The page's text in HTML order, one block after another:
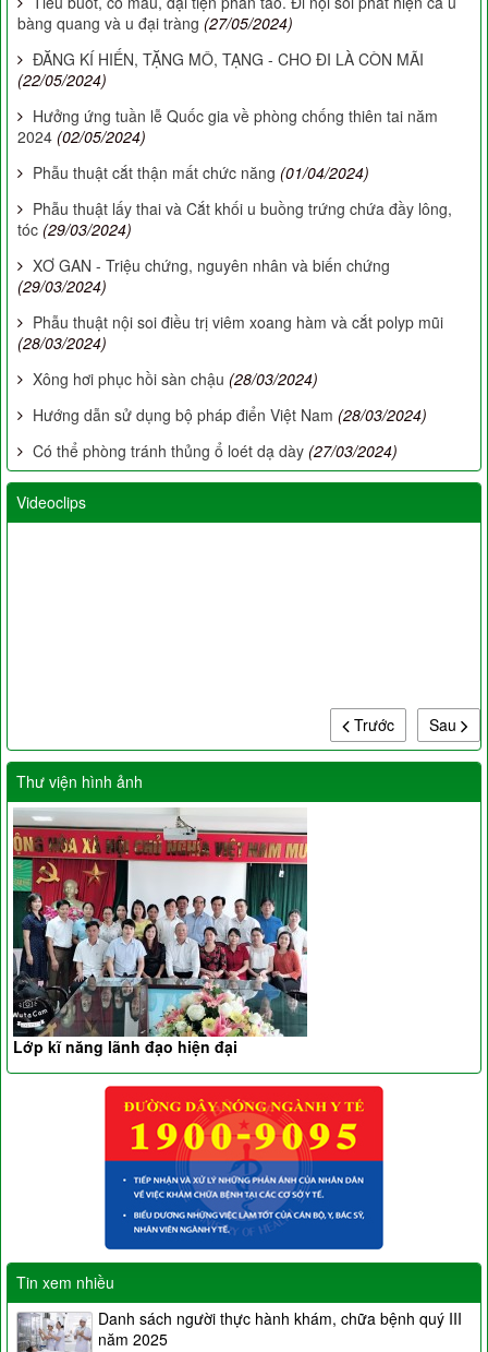
bàng quang và u đại tràng (27/05/2024)
ĐĂNG KÍ HIẾN, TẶNG MÔ, TẠNG - CHO ĐI LÀ CÒN MÃI
(22/05/2024)
Hưởng ứng tuần lễ Quốc gia về phòng chống thiên tai năm
2024 (02/05/2024)
Phẫu thuật cắt thận mất chức năng (01/04/2024)
Phẫu thuật lấy thai và Cắt khối u buồng trứng chứa đầy lông,
tóc (29/03/2024)
XƠ GAN - Triệu chứng, nguyên nhân và biến chứng
(29/03/2024)
Phẫu thuật nội soi điều trị viêm xoang hàm và cắt polyp mũi
(28/03/2024)
Xông hơi phục hồi sàn chậu (28/03/2024)
Hướng dẫn sử dụng bộ pháp điển Việt Nam (28/03/2024)
Có thể phòng tránh thủng ổ loét dạ dày (27/03/2024)
Videoclips
Sau
Trước
Thư viện hình ảnh
Lớp kĩ năng lãnh đạo hiện đại
Tin xem nhiều
Danh sách người thực hành khám, chữa bệnh quý III
năm 2025